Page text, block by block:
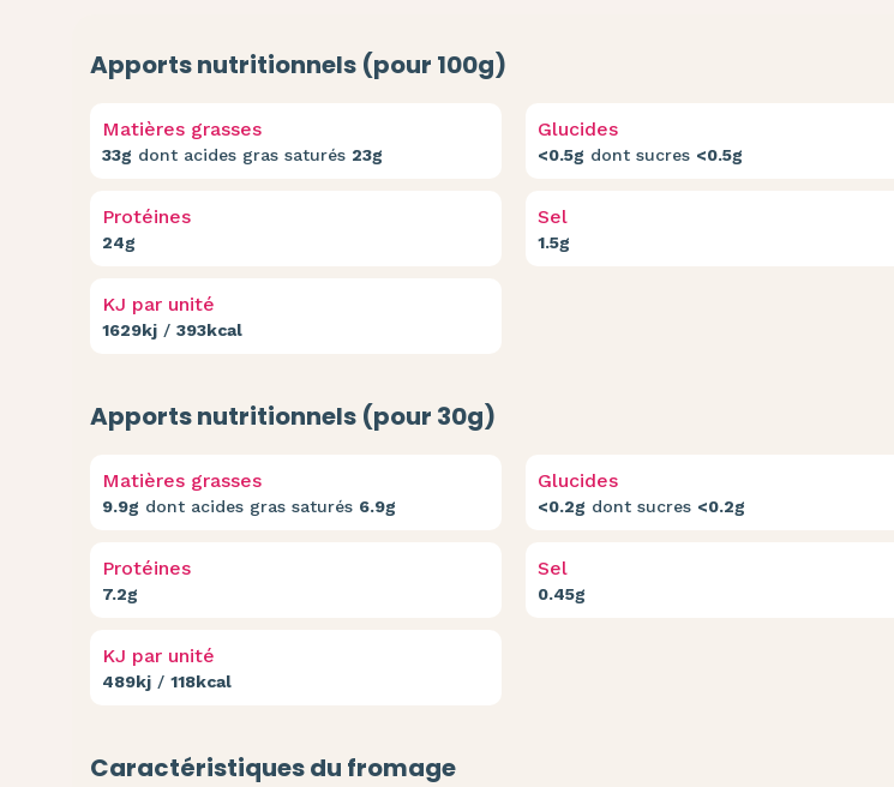
Apports nutritionnels (pour 100g)
Matières grasses
33g dont acides gras saturés 23g
Glucides
<0.5g dont sucres <0.5g
Protéines
24g
Sel
1.5g
KJ par unité
1629kj / 393kcal
Apports nutritionnels (pour 30g)
Matières grasses
9.9g dont acides gras saturés 6.9g
Glucides
<0.2g dont sucres <0.2g
Protéines
7.2g
Sel
0.45g
KJ par unité
489kj / 118kcal
Caractéristiques du fromage